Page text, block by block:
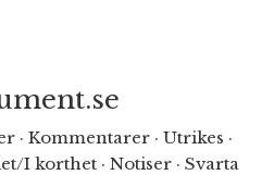
· Kommentarer· Utrikes ·
I korthet · Notiser · Svarta